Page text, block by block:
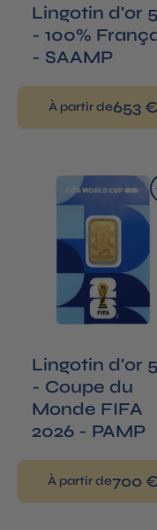
Lingotin d'or
- 100%
- SAAMP
À partir de653 €
Lingotin d'or
- Coupe du
Monde FIFA
2026 - PAMP
À partir de700